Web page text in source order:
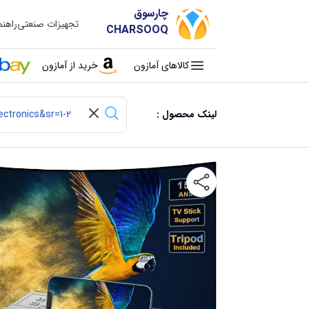
چارسوق
CHARSOOQ
تجهیزات صنعتی
کالاهای آمازون خرید از آمازون
لینک محصول :